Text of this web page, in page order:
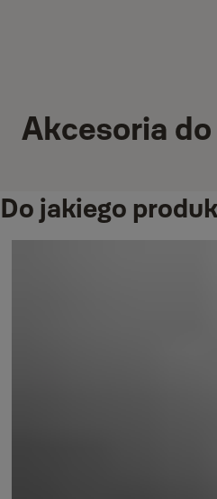
Akcesoria
Do jakiego